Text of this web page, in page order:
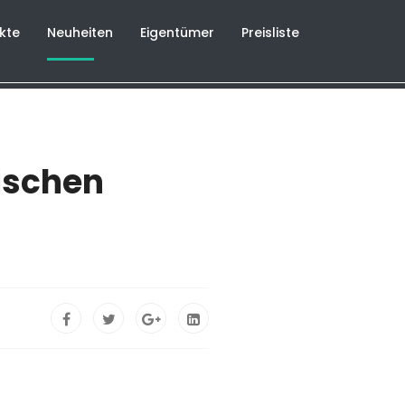
Neuheiten Eigentümer Preisliste